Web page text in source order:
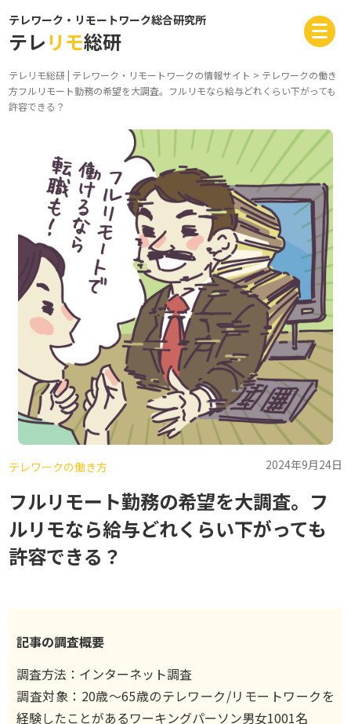
テレワーク・リモートワーク総合研究所
テレリモ総研
テレリモ総研 | テレワーク・リモートワークの情報サイト > テレワークの働き
方フルリモート勤務の希望を大調査。フルリモなら給与どれくらい下がっても
許容できる？
テレワークの働き方 2024年9月24日
フルリモート勤務の希望を大調査。フ
ルリモなら給与どれくらい下がっても
許容できる？
記事の調査概要
調査方法：インターネット調査
調査対象：20歳〜65歳のテレワーク/リモートワークを
経験したことがあるワーキングパーソン男女1001名